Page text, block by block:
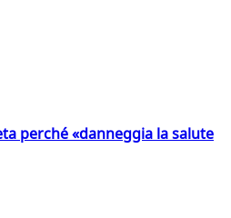
perché «danneggia la salute